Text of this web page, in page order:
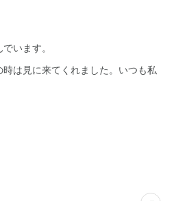
います。
は見に来てくれました。いつも私